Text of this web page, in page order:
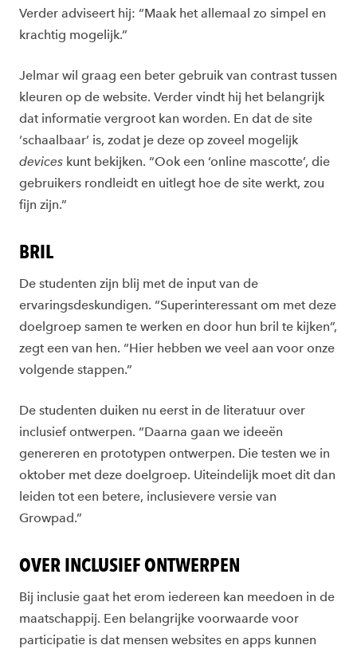
Verder adviseert hij: “Maak het allemaal zo simpel en
krachtig mogelijk.”
Jelmar wil graag een beter gebruik van contrast tussen
kleuren op de website. Verder vindt hij het belangrijk
dat informatie vergroot kan worden. En dat de site
‘schaalbaar’ is, zodat je deze op zoveel mogelijk
devices kunt bekijken. “Ook een ‘online mascotte’, die
gebruikers rondleidt en uitlegt hoe de site werkt, zou
fijn zijn.”
BRIL
De studenten zijn blij met de input van de
ervaringsdeskundigen. “Superinteressant om met deze
doelgroep samen te werken en door hun bril te kijken”,
zegt een van hen. “Hier hebben we veel aan voor onze
volgende stappen.”
De studenten duiken nu eerst in de literatuur over
inclusief ontwerpen. “Daarna gaan we ideeën
genereren en prototypen ontwerpen. Die testen we in
oktober met deze doelgroep. Uiteindelijk moet dit dan
leiden tot een betere, inclusievere versie van
Growpad.”
OVER INCLUSIEF ONTWERPEN
Bij inclusie gaat het erom iedereen kan meedoen in de
maatschappij. Een belangrijke voorwaarde voor
participatie is dat mensen websites en apps kunnen